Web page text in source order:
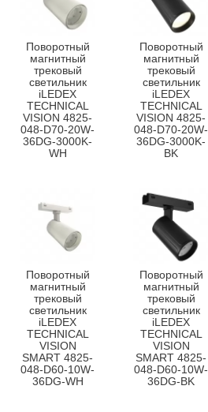
Поворотный
магнитный
трековый
светильник
iLEDEX
TECHNICAL
VISION 4825-
048-D70-20W-
36DG-3000K-
WH
Поворотный
магнитный
трековый
светильник
iLEDEX
TECHNICAL
VISION 4825-
048-D70-20W-
36DG-3000K-
BK
Поворотный
магнитный
трековый
светильник
iLEDEX
TECHNICAL
VISION
SMART 4825-
048-D60-10W-
36DG-WH
Поворотный
магнитный
трековый
светильник
iLEDEX
TECHNICAL
VISION
SMART 4825-
048-D60-10W-
36DG-BK